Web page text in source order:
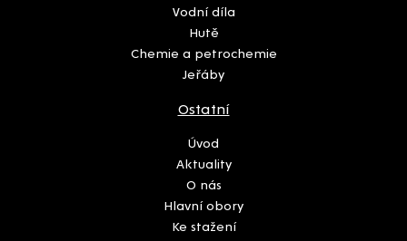
Vodní díla
Hutě
Chemie a petrochemie
Jeřáby
Ostatní
Úvod
Aktuality
O nás
Hlavní obory
Ke stažení